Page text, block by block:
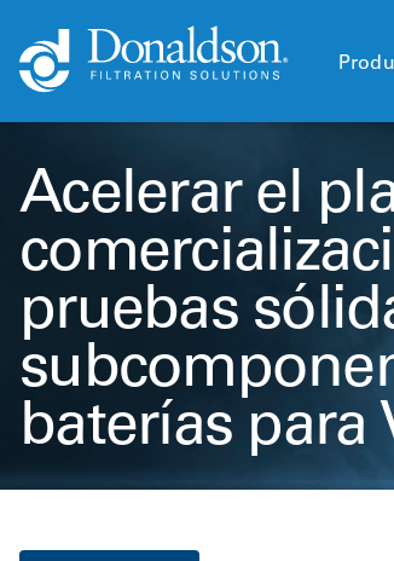
Acelerar el
pruebas
baterías para